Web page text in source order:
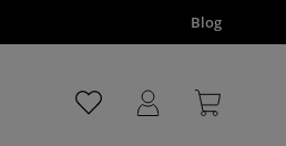
Blog